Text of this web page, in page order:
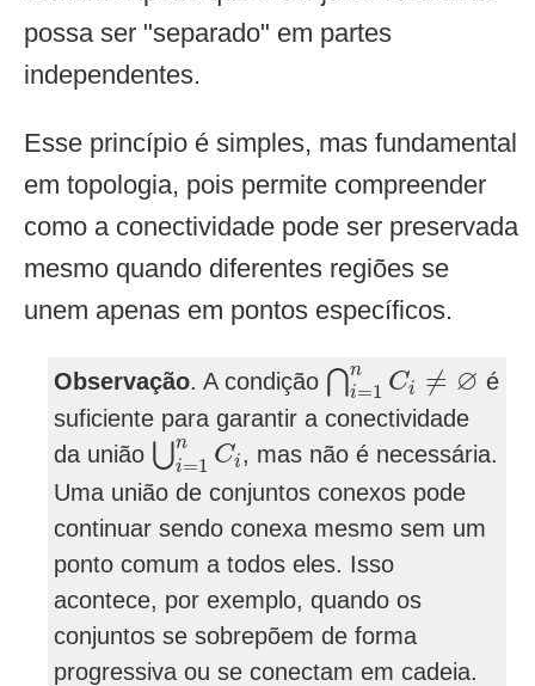
possa ser "separado" em partes
independentes.
Esse princípio é simples, mas fundamental
em topologia, pois permite compreender
como a conectividade pode ser preservada
mesmo quando diferentes regiões se
unem apenas em pontos específicos.
Observação. A condição ⋂n
i=1 Ci ≠ ∅
⋂i= nC ≠ ∅ é
suficiente para garantir a conectividade
da união ⋃n
i=1 Ci
⋃i= nC , mas não é necessária.
Uma união de conjuntos conexos pode
continuar sendo conexa mesmo sem um
ponto comum a todos eles. Isso
acontece, por exemplo, quando os
conjuntos se sobrepõem de forma
progressiva ou se conectam em cadeia.